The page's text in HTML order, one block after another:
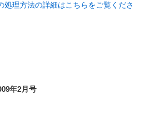
処理方法の詳細はこちらをご覧くださ
年2月号